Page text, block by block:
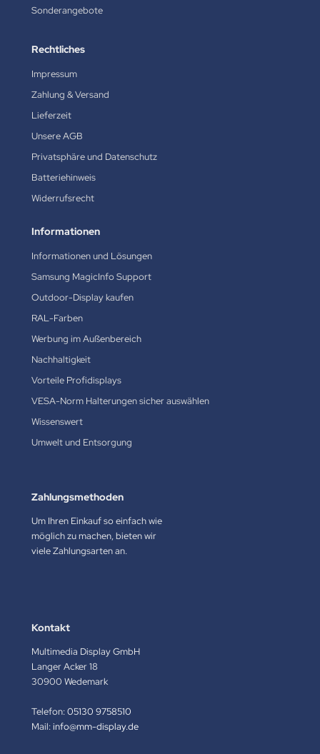
Sonderangebote
Rechtliches
Impressum
Zahlung & Versand
Lieferzeit
Unsere AGB
Privatsphäre und Datenschutz
Batteriehinweis
Widerrufsrecht
Informationen
Informationen und Lösungen
Samsung MagicInfo Support
Outdoor-Display kaufen
RAL-Farben
Werbung im Außenbereich
Nachhaltigkeit
Vorteile Profidisplays
VESA-Norm Halterungen sicher auswählen
Wissenswert
Umwelt und Entsorgung
Zahlungsmethoden
Um Ihren Einkauf so einfach wie
möglich zu machen, bieten wir
viele Zahlungsarten an.
Kontakt
Multimedia Display GmbH
Langer Acker 18
30900 Wedemark
Telefon:05130 9758510
Mail:info@mm-display.de